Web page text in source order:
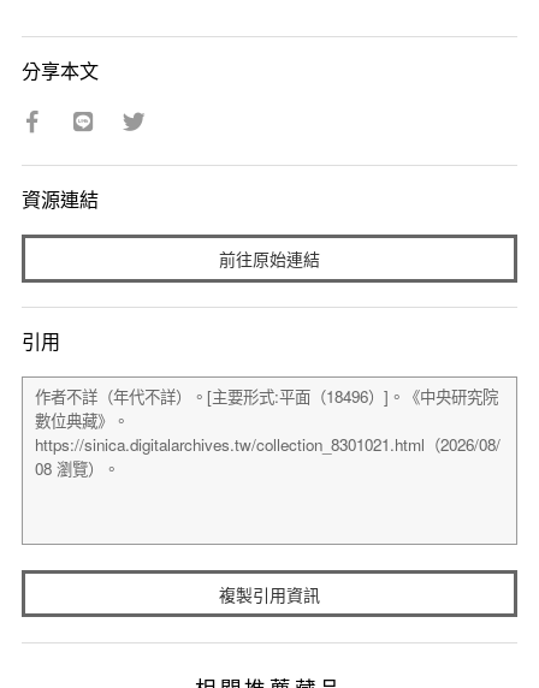
分享本文
資源連結
前往原始連結
引用
複製引用資訊